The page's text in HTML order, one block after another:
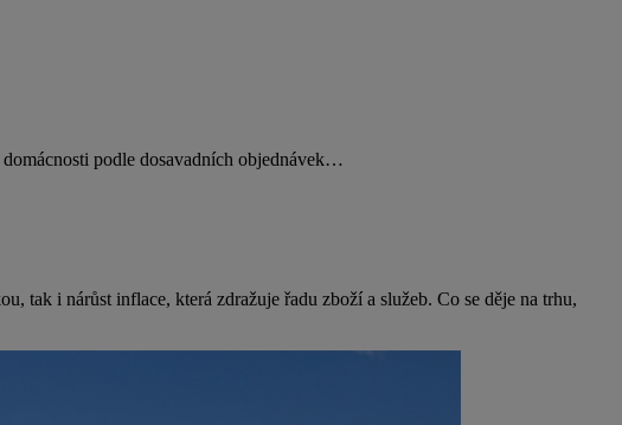
podle dosavadních objednávek…
tak i nárůst inflace, která zdražuje řadu zboží a služeb. Co se děje na trhu,